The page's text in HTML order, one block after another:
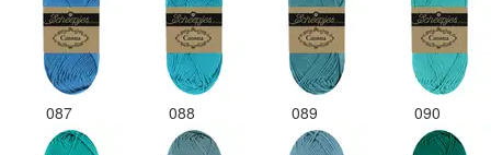
087 088 089 090